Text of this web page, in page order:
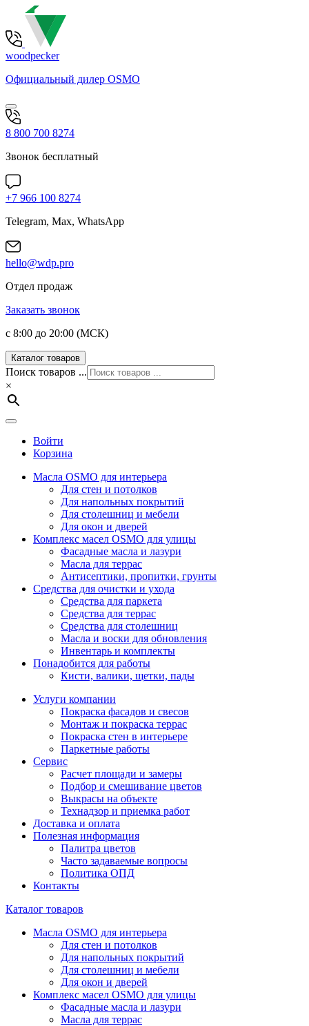
woodpecker
Официальный дилер OSMO
8 800 700 8274
Звонок бесплатный
+7 966 100 8274
Telegram, Max, WhatsApp
hello@wdp.pro
Отдел продаж
Заказать звонок
с 8:00 до 20:00 (МСК)
Каталог товаров
Поиск товаров ...
×
Войти
Корзина
Масла OSMO для интерьера
Для стен и потолков
Для напольных покрытий
Для столешниц и мебели
Для окон и дверей
Комплекс масел OSMO для улицы
Фасадные масла и лазури
Масла для террас
Антисептики, пропитки, грунты
Средства для очистки и ухода
Средства для паркета
Средства для террас
Средства для столешниц
Масла и воски для обновления
Инвентарь и комплекты
Понадобится для работы
Кисти, валики, щетки, пады
Услуги компании
Покраска фасадов и свесов
Монтаж и покраска террас
Покраска стен в интерьере
Паркетные работы
Сервис
Расчет площади и замеры
Подбор и смешивание цветов
Выкрасы на объекте
Технадзор и приемка работ
Доставка и оплата
Полезная информация
Палитра цветов
Часто задаваемые вопросы
Политика ОПД
Контакты
Каталог товаров
Масла OSMO для интерьера
Для стен и потолков
Для напольных покрытий
Для столешниц и мебели
Для окон и дверей
Комплекс масел OSMO для улицы
Фасадные масла и лазури
Масла для террас